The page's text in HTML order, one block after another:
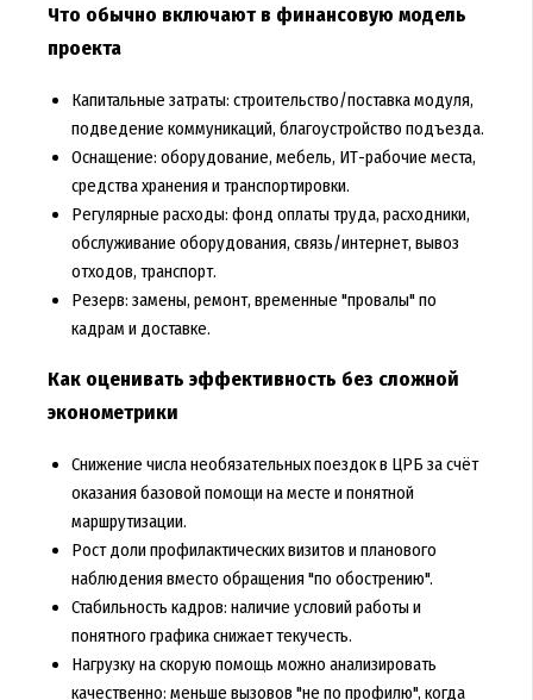
Что обычно включают в финансовую модель
проекта
Капитальные затраты: строительство/поставка модуля,
подведение коммуникаций, благоустройство подъезда.
Оснащение: оборудование, мебель, ИТ-рабочие места,
средства хранения и транспортировки.
Регулярные расходы: фонд оплаты труда, расходники,
обслуживание оборудования, связь/интернет, вывоз
отходов, транспорт.
Резерв: замены, ремонт, временные "провалы" по
кадрам и доставке.
Как оценивать эффективность без сложной
эконометрики
Снижение числа необязательных поездок в ЦРБ за счёт
оказания базовой помощи на месте и понятной
маршрутизации.
Рост доли профилактических визитов и планового
наблюдения вместо обращения "по обострению".
Стабильность кадров: наличие условий работы и
понятного графика снижает текучесть.
Нагрузку на скорую помощь можно анализировать
качественно: меньше вызовов "не по профилю", когда